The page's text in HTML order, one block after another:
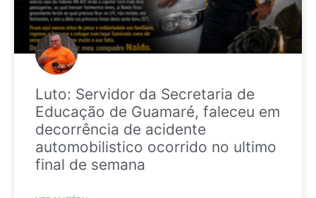
Luto: Servidor da Secretaria de
Educação de Guamaré, faleceu em
decorrência de acidente
automobilistico ocorrido no ultimo
final de semana